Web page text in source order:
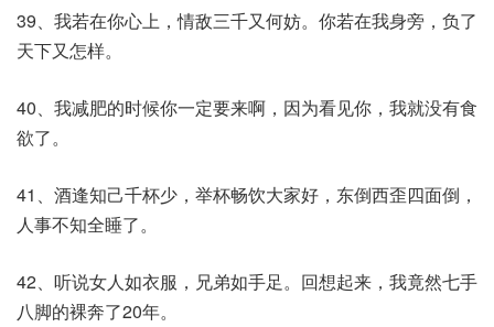
39、我若在你心上，情敌三千又何妨。你若在我身旁，负了
天下又怎样。
40、我减肥的时候你一定要来啊，因为看见你，我就没有食
欲了。
41、酒逢知己千杯少，举杯畅饮大家好，东倒西歪四面倒，
人事不知全睡了。
42、听说女人如衣服，兄弟如手足。回想起来，我竟然七手
八脚的裸奔了20年。